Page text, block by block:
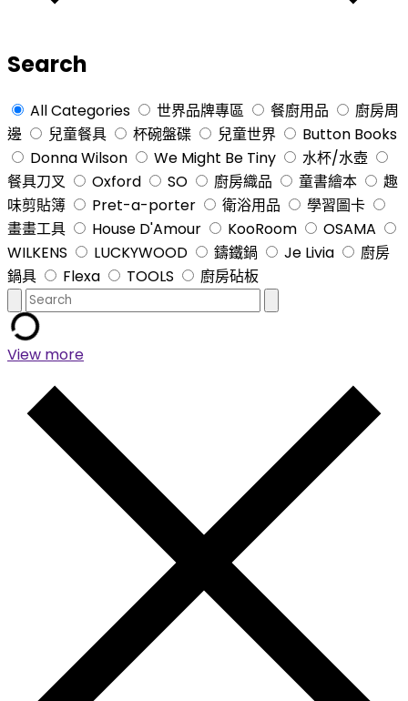
Search
All Categories 世界品牌專區 餐廚用品
廚房周
邊
兒童餐具 杯碗盤碟 兒童世界
Button Books
Donna Wilson
We Might Be Tiny
水杯/水壺
餐具刀叉
Oxford SO 廚房織品 童書繪本
趣
味剪貼簿
Pret-a-porter 衛浴用品
學習圖卡
畫畫工具
House D'Amour KooRoom
OSAMA
WILKENS
LUCKYWOOD 鑄鐵鍋 Je Livia
廚房
鍋具
Flexa TOOLS 廚房砧板
View more